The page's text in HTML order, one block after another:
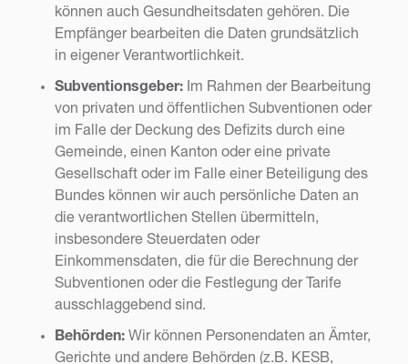
können auch Gesundheitsdaten gehören. Die
Empfänger bearbeiten die Daten grundsätzlich
in eigener Verantwortlichkeit.
Subventionsgeber:Im Rahmen der Bearbeitung
von privaten und öffentlichen Subventionen oder
im Falle der Deckung des Defizits durch eine
Gemeinde, einen Kanton oder eine private
Gesellschaft oder im Falle einer Beteiligung des
Bundes können wir auch persönliche Daten an
die verantwortlichen Stellen übermitteln,
insbesondere Steuerdaten oder
Einkommensdaten, die für die Berechnung der
Subventionen oder die Festlegung der Tarife
ausschlaggebend sind.
Behörden:Wir können Personendaten an Ämter,
Gerichte und andere Behörden (z.B. KESB,